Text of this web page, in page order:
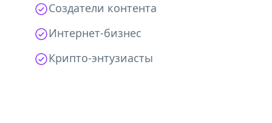
Создатели контента
Интернет-бизнес
Крипто-энтузиасты